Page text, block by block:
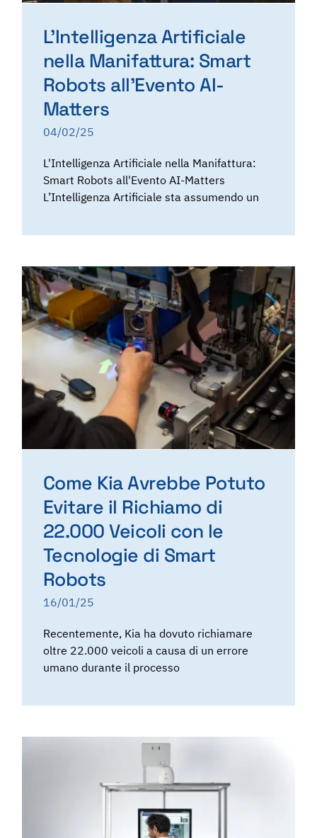
L’Intelligenza Artificiale
nella Manifattura: Smart
Robots all’Evento AI-
Matters
04/02/25
L'Intelligenza Artificiale nella Manifattura:
Smart Robots all'Evento AI-Matters
L’Intelligenza Artificiale sta assumendo un
Come Kia Avrebbe Potuto
Evitare il Richiamo di
22.000 Veicoli con le
Tecnologie di Smart
Robots
16/01/25
Recentemente, Kia ha dovuto richiamare
oltre 22.000 veicoli a causa di un errore
umano durante il processo